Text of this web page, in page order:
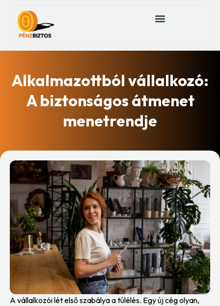
Alkalmazottból vállalkozó:
A biztonságos átmenet
menetrendje
A vállalkozói lét első szabálya a túlélés. Egy új cég olyan,